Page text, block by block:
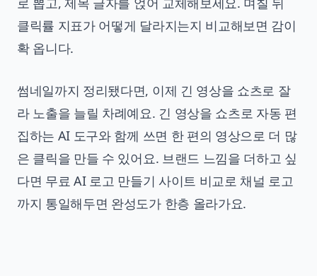
클릭률 지표가 어떻게 달라지는지 비교해보면 감이
확 옵니다.
썸네일까지 정리됐다면, 이제 긴 영상을 쇼츠로 잘
라 노출을 늘릴 차례예요. 긴 영상을 쇼츠로 자동 편
집하는 AI 도구와 함께 쓰면 한 편의 영상으로 더 많
은 클릭을 만들 수 있어요. 브랜드 느낌을 더하고 싶
다면 무료 AI 로고 만들기 사이트 비교로 채널 로고
까지 통일해두면 완성도가 한층 올라가요.